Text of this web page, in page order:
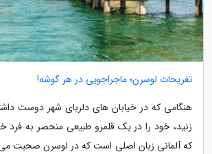
تفریحات لوسرن؛ ماجراجویی در هر گوشه!
هنگامی که در خیابان های دلربای شهر دوست
زنید، خود را در یک قلمرو طبیعی منحصر به فرد
که آلمانی زبان اصلی است که در لوسرن صحبت می